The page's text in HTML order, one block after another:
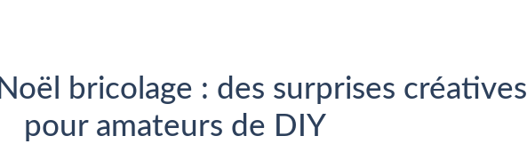
bricolage : des surprises créatives
pour amateurs de DIY